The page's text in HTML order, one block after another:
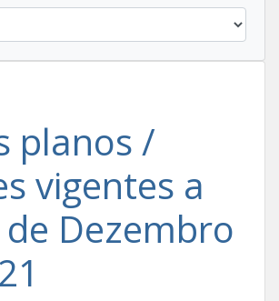
planos /
vigentes a
Dezembro